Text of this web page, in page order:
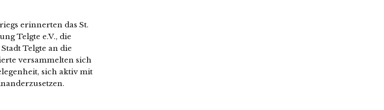
erin­ner­ten das St.
Telgte e.V., die
Telgte an die
ver­sam­mel­ten sich
sich aktiv mit